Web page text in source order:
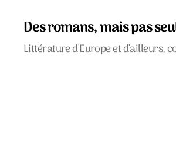
Des romans, mais pas
Littérature d'Europe et d'ailleurs,